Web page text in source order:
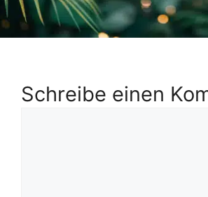
Schreibe einen